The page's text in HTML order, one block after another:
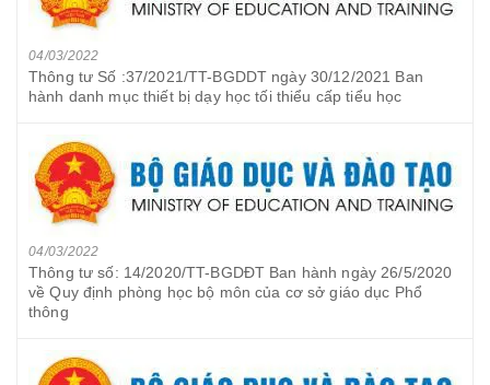
04/03/2022
Thông tư Số :37/2021/TT-BGDDT ngày 30/12/2021 Ban
hành danh mục thiết bị dạy học tối thiểu cấp tiểu học
04/03/2022
Thông tư số: 14/2020/TT-BGDĐT Ban hành ngày 26/5/2020
về Quy định phòng học bộ môn của cơ sở giáo dục Phổ
thông